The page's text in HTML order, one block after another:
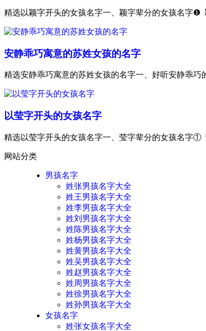
精选以颖字开头的女孩名字一、颖字辈分的女孩名字
安静乖巧寓意的苏姓女孩的名字
精选安静乖巧寓意的苏姓女孩的名字一、好听安静乖
以莹字开头的女孩名字
精选以莹字开头的女孩名字一、莹字辈分的女孩名字
网站分类
男孩名字
姓张男孩名字大全
姓王男孩名字大全
姓李男孩名字大全
姓刘男孩名字大全
姓陈男孩名字大全
姓杨男孩名字大全
姓黄男孩名字大全
姓吴男孩名字大全
姓赵男孩名字大全
姓周男孩名字大全
姓徐男孩名字大全
姓孙男孩名字大全
女孩名字
姓张女孩名字大全